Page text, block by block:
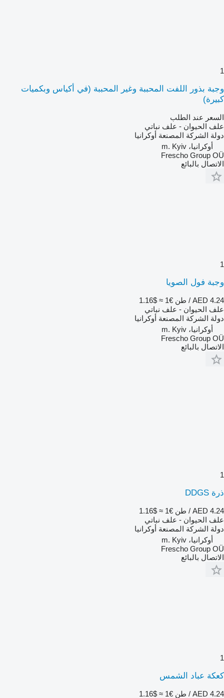
1
وجبة بذور اللفت المحببة وغير المحببة (في أكياس وبكميات
كبيرة)
السعر عند الطلب
علف الحيوان - علف نباتي
دولة الشركة المصنعة أوكرانيا
أوكرانيا، m. Kyiv
Frescho Group OÜ
الاتصال بالبائع
1
وجبة فول الصويا
AED 4.24 / طن €1
≈ $1.16
علف الحيوان - علف نباتي
دولة الشركة المصنعة أوكرانيا
أوكرانيا، m. Kyiv
Frescho Group OÜ
الاتصال بالبائع
1
ذرة DDGS
AED 4.24 / طن €1
≈ $1.16
علف الحيوان - علف نباتي
دولة الشركة المصنعة أوكرانيا
أوكرانيا، m. Kyiv
Frescho Group OÜ
الاتصال بالبائع
1
كعكة عباد الشمس
AED 4.24 / طن €1
≈ $1.16